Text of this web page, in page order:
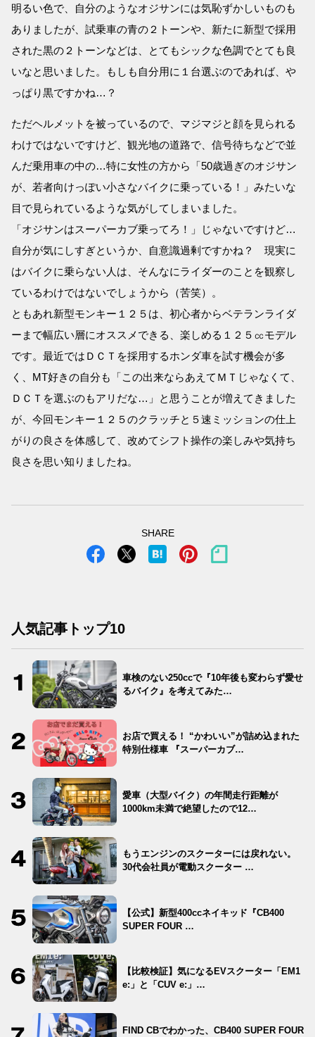
明るい色で、自分のようなオジサンには気恥ずかしいものも
ありましたが、試乗車の青の２トーンや、新たに新型で採用
された黒の２トーンなどは、とてもシックな色調でとても良
いなと思いました。もしも自分用に１台選ぶのであれば、や
っぱり黒ですかね…？
ただヘルメットを被っているので、マジマジと顔を見られる
わけではないですけど、観光地の道路で、信号待ちなどで並
んだ乗用車の中の…特に女性の方から「50歳過ぎのオジサン
が、若者向けっぽい小さなバイクに乗っている！」みたいな
目で見られているような気がしてしまいました。
「オジサンはスーパーカブ乗ってろ！」じゃないですけど…
自分が気にしすぎというか、自意識過剰ですかね？ 現実に
はバイクに乗らない人は、そんなにライダーのことを観察し
ているわけではないでしょうから（苦笑）。
ともあれ新型モンキー１２５は、初心者からベテランライダ
ーまで幅広い層にオススメできる、楽しめる１２５㏄モデル
です。最近ではＤＣＴを採用するホンダ車を試す機会が多
く、MT好きの自分も「この出来ならあえてＭＴじゃなくて、
ＤＣＴを選ぶのもアリだな…」と思うことが増えてきました
が、今回モンキー１２５のクラッチと５速ミッションの仕上
がりの良さを体感して、改めてシフト操作の楽しみや気持ち
良さを思い知りましたね。
SHARE
人気記事トップ10
車検のない250ccで『10年後も変わらず愛せ
るバイク』を考えてみた…
お店で買える！ “かわいい”が詰め込まれた
特別仕様車 『スーパーカブ…
愛車（大型バイク）の年間走行距離が
1000km未満で絶望したので12…
もうエンジンのスクーターには戻れない。
30代会社員が電動スクーター …
【公式】新型400ccネイキッド『CB400
SUPER FOUR …
【比較検証】気になるEVスクーター「EM1
e:」と「CUV e:」…
FIND CBでわかった、CB400 SUPER FOUR